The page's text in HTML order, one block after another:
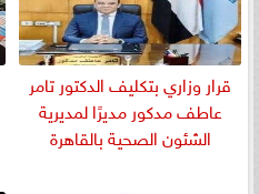
قرار وزاري بتكليف الدكتور تامر
عاطف مدكور مديرًا لمديرية
الشئون الصحية بالقاهرة